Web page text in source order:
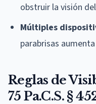
obstruir la visión
Múltiples
parabrisas
Reglas de
75 Pa.C.S. §